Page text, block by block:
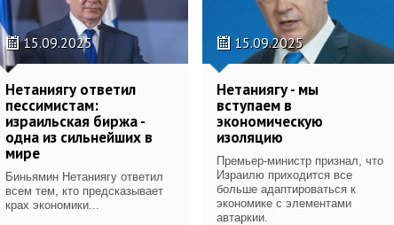
15.09.2025
Нетаниягу ответил
пессимистам:
израильская биржа -
одна из сильнейших в
мире
Биньямин Нетаниягу ответил
всем тем, кто предсказывает
крах экономики...
15.09.2025
Нетаниягу - мы
вступаем в
экономическую
изоляцию
Премьер-министр признал, что
Израилю приходится все
больше адаптироваться к
экономике с элементами
автаркии.